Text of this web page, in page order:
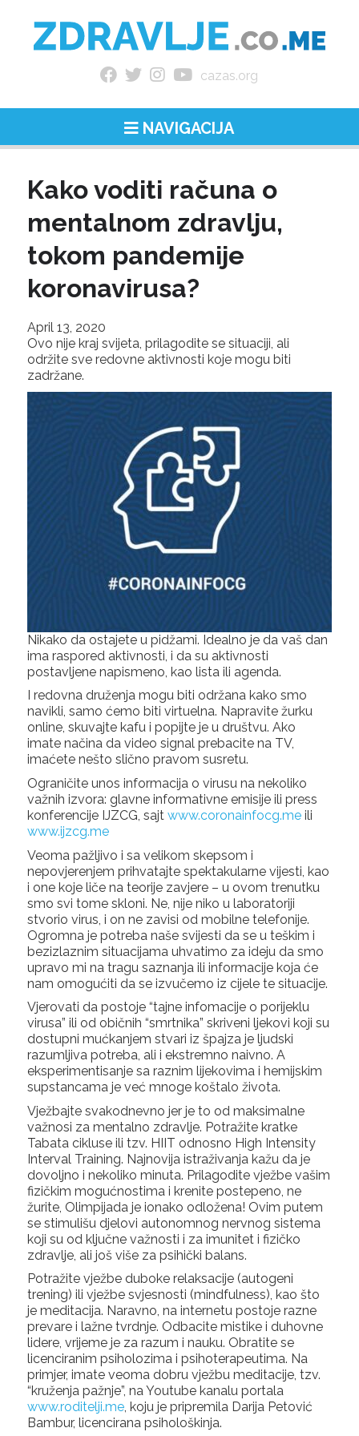
cazas.org
NAVIGACIJA
Kako voditi računa o
mentalnom zdravlju,
tokom pandemije
koronavirusa?
April 13, 2020
Ovo nije kraj svijeta, prilagodite se situaciji, ali
održite sve redovne aktivnosti koje mogu biti
zadržane.
Nikako da ostajete u pidžami. Idealno je da vaš dan
ima raspored aktivnosti, i da su aktivnosti
postavljene napismeno, kao lista ili agenda.
I redovna druženja mogu biti održana kako smo
navikli, samo ćemo biti virtuelna. Napravite žurku
online, skuvajte kafu i popijte je u društvu. Ako
imate načina da video signal prebacite na TV,
imaćete nešto slično pravom susretu.
Ograničite unos informacija o virusu na nekoliko
važnih izvora: glavne informativne emisije ili press
konferencije IJZCG, sajt www.coronainfocg.meili
www.ijzcg.me
Veoma pažljivo i sa velikom skepsom i
nepovjerenjem prihvatajte spektakularne vijesti, kao
i one koje liče na teorije zavjere – u ovom trenutku
smo svi tome skloni. Ne, nije niko u laboratoriji
stvorio virus, i on ne zavisi od mobilne telefonije.
Ogromna je potreba naše svijesti da se u teškim i
bezizlaznim situacijama uhvatimo za ideju da smo
upravo mi na tragu saznanja ili informacije koja će
nam omogućiti da se izvučemo iz cijele te situacije.
Vjerovati da postoje “tajne infomacije o porijeklu
virusa” ili od običnih “smrtnika” skriveni ljekovi koji su
dostupni mućkanjem stvari iz špajza je ljudski
razumljiva potreba, ali i ekstremno naivno. A
eksperimentisanje sa raznim lijekovima i hemijskim
supstancama je već mnoge koštalo života.
Vježbajte svakodnevno jer je to od maksimalne
važnosi za mentalno zdravlje. Potražite kratke
Tabata cikluse ili tzv. HIIT odnosno High Intensity
Interval Training. Najnovija istraživanja kažu da je
dovoljno i nekoliko minuta. Prilagodite vježbe vašim
fizičkim mogućnostima i krenite postepeno, ne
žurite, Olimpijada je ionako odložena! Ovim putem
se stimulišu djelovi autonomnog nervnog sistema
koji su od ključne važnosti i za imunitet i fizičko
zdravlje, ali još više za psihički balans.
Potražite vježbe duboke relaksacije (autogeni
trening) ili vježbe svjesnosti (mindfulness), kao što
je meditacija. Naravno, na internetu postoje razne
prevare i lažne tvrdnje. Odbacite mistike i duhovne
lidere, vrijeme je za razum i nauku. Obratite se
licenciranim psiholozima i psihoterapeutima. Na
primjer, imate veoma dobru vježbu meditacije, tzv.
“kruženja pažnje”, na Youtube kanalu portala
www.roditelji.me, koju je pripremila Darija Petović
Bambur, licencirana psihološkinja.